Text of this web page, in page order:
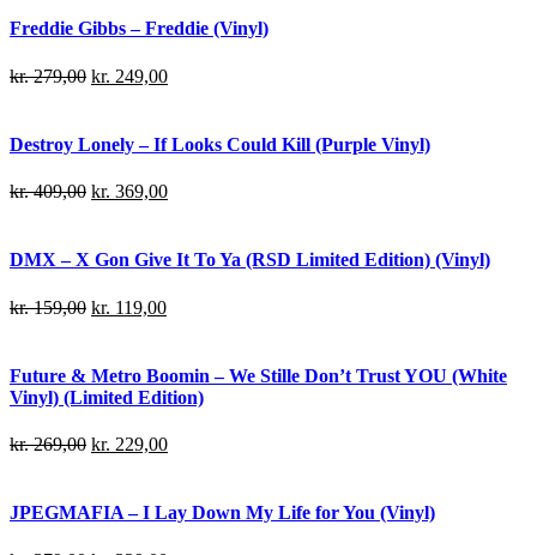
Freddie Gibbs – Freddie (Vinyl)
kr.279,00 kr. 249,00
Destroy Lonely – If Looks Could Kill (Purple Vinyl)
kr.409,00 kr. 369,00
DMX – X Gon Give It To Ya (RSD Limited Edition) (Vinyl)
kr.159,00 kr. 119,00
Future & Metro Boomin – We Stille Don’t Trust YOU (White
Vinyl) (Limited Edition)
kr.269,00 kr. 229,00
JPEGMAFIA – I Lay Down My Life for You (Vinyl)